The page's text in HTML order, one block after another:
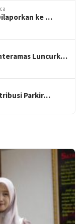
ke …
Luncurk…
Parkir…